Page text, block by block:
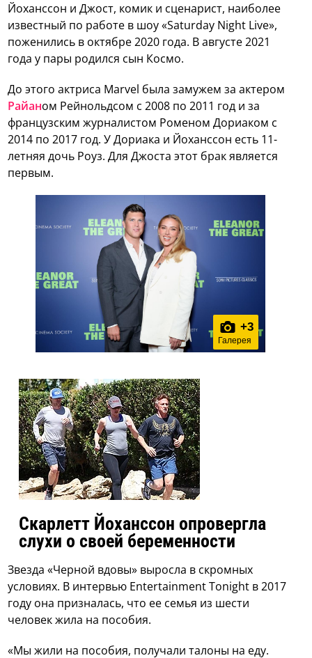
Йоханссон и Джост, комик и сценарист, наиболее
известный по работе в шоу «Saturday Night Live»,
поженились в октябре 2020 года. В августе 2021
года у пары родился сын Космо.
До этого актриса Marvel была замужем за актером
Райаном Рейнольдсом с 2008 по 2011 год и за
французским журналистом Роменом Дориаком с
2014 по 2017 год. У Дориака и Йоханссон есть 11-
летняя дочь Роуз. Для Джоста этот брак является
первым.
+3
Галерея
Скарлетт Йоханссон опровергла
слухи о своей беременности
Звезда «Черной вдовы» выросла в скромных
условиях. В интервью Entertainment Tonight в 2017
году она призналась, что ее семья из шести
человек жила на пособия.
«Мы жили на пособия, получали талоны на еду.